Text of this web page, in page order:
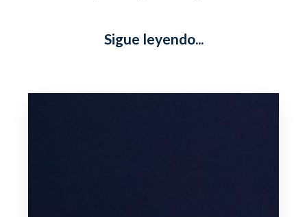
Sigue leyendo...